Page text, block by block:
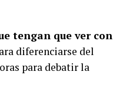
tengan que ver con
diferenciarse del
para debatir la